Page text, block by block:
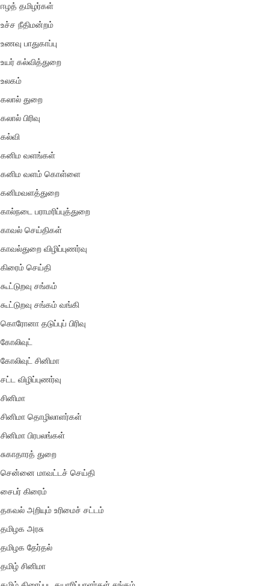
ஈழத் தமிழர்கள்
உச்ச நீதிமன்றம்
உணவு பாதுகாப்பு
உயர் கல்வித்துறை
உலகம்
கலால் துறை
கலால் பிரிவு
கல்வி
கனிம வளங்கள்
கனிம வளம் கொள்ளை
கனிமவளத்துறை
கால்நடை பராமரிப்புத்துறை
காவல் செய்திகள்
காவல்துறை விழிப்புணர்வு
கிரைம் செய்தி
கூட்டுறவு சங்கம்
கூட்டுறவு சங்கம் வங்கி
கொரோனா தடுப்புப் பிரிவு
கோலிவுட்
கோலிவுட் சினிமா
சட்ட விழிப்புணர்வு
சினிமா
சினிமா தொழிலாளர்கள்
சினிமா பிரபலங்கள்
சுகாதாரத் துறை
சென்னை மாவட்டச் செய்தி
சைபர் கிரைம்
தகவல் அறியும் உரிமைச் சட்டம்
தமிழக அரசு
தமிழக தேர்தல்
தமிழ் சினிமா